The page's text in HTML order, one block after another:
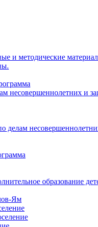
и методические
несовершеннолетних и
делам
образование
Ям